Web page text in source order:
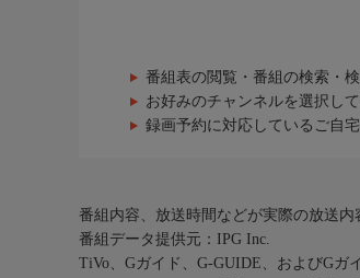
番組表の閲覧・番組の検索・
お好みのチャンネルを選択し
録画予約に対応しているご自
番組内容、放送時間などが実際の放送内
番組データ提供元：IPG Inc.
TiVo、Gガイド、G-GUIDE、およびGガ